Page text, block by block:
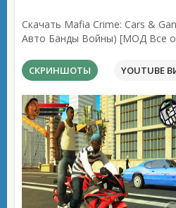
Скачать Mafia Crime: Cars &
Авто Банды Войны) [МОД Все
СКРИНШОТЫ YOUTUBE